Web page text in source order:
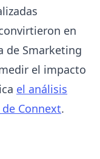
en
de Smarketing
el impacto
el análisis
Connext.